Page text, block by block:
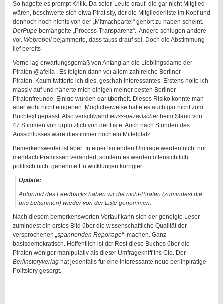
So hagelte es prompt Kritik. Da seien Leute drauf, die gar nicht Mitglied
wären, beschwerte sich etwa Pirat sky, der die Mitgliederliste im Kopf und
dennoch noch nichts von der „Mitmachpartei“ gehört zu haben scheint.
DerPupe bemängelte „Process-Transparenz“. Andere schlugen andere
vor. Webrebell bejammerte, dass tauss drauf sei. Doch die Abstimmung
lief bereits
Vorne lag erwartungsgemäß von Anfang an die Lieblingsdame der
Piraten @afelia . Es folgten dann vor allem zahlreiche Berliner
Piraten. Kaum twitterte ich dies, geschah Interessantes: Erstens holte ich
massiv auf und näherte mich einigen meiner besten Berliner
Piratenfreunde. Einige wurden gar überholt. Dieses Risiko konnte man
aber wohl nicht eingehen. Möglicherweise hätte es auch gar nicht zum
Buchtext gepasst. Also verschwand tauss-gezwitscherbeim Stand von
47 Stimmen von urplötzlich von der Liste. Auch nach Stunden des
Ausschlusses wäre dies immer noch ein Mittelplatz.
Bemerkenswerter ist aber: In einer laufenden Umfrage werden nicht nur
mehrfach Prämissen verändert, sondern es werden offensichtlich
politisch nicht genehme Entwicklungen korrigiert.
Update:
Aufgrund des Feedbacks haben wir die nicht-Piraten (zumindest die
uns bekannten) wieder von der Liste genommen.
Nach diesem bemerkenswerten Vorlauf kann sich der geneigte Leser
zumindest ein erstes Bild über die wissenschaftliche Qualität der
versprochenen „spannenden Reportage“machen. Ganz
basisdemokratisch. Hoffentlich ist der Rest diese Buches über die
Piraten weniger manipulativ als dieser Umfragekniff ins Clo. Der
Berlinstoryverlag hat jedenfalls für eine interessante neue berlinpiratige
Politstory gesorgt.